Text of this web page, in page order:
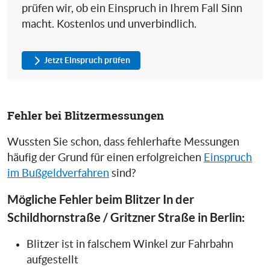
prüfen wir, ob ein Einspruch in Ihrem Fall Sinn
macht. Kostenlos und unverbindlich.
Jetzt Einspruch prüfen
Fehler bei Blitzermessungen
Wussten Sie schon, dass fehlerhafte Messungen
häufig der Grund für einen erfolgreichen Einspruch
im Bußgeldverfahren sind?
Mögliche Fehler beim Blitzer In der
Schildhornstraße / Gritzner Straße in Berlin:
Blitzer ist in falschem Winkel zur Fahrbahn
aufgestellt